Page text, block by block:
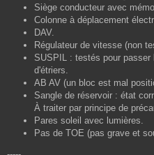
Siège conducteur avec
Colonne à déplacement
DAV.
Régulateur de vitesse (non
SUSPIL : testés pour
d'étriers.
AB AV (un bloc est mal
Sangle de réservoir : état
À traiter par principe de
Pares soleil avec lumières.
Pas de TOE (pas grave et